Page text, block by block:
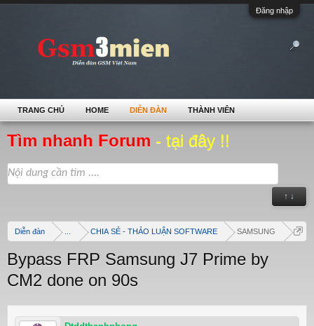
Đăng nhập
Tìm nhanh Forum - tại đây !!
↑ ↓
Diễn đàn CHIA SẺ - THẢO LUẬN SOFTWARE SAMSUNG
Bypass FRP Samsung J7 Prime by
CM2 done on 90s
TRANG CHỦ HOME DIỄN ĐÀN THÀNH VIÊN